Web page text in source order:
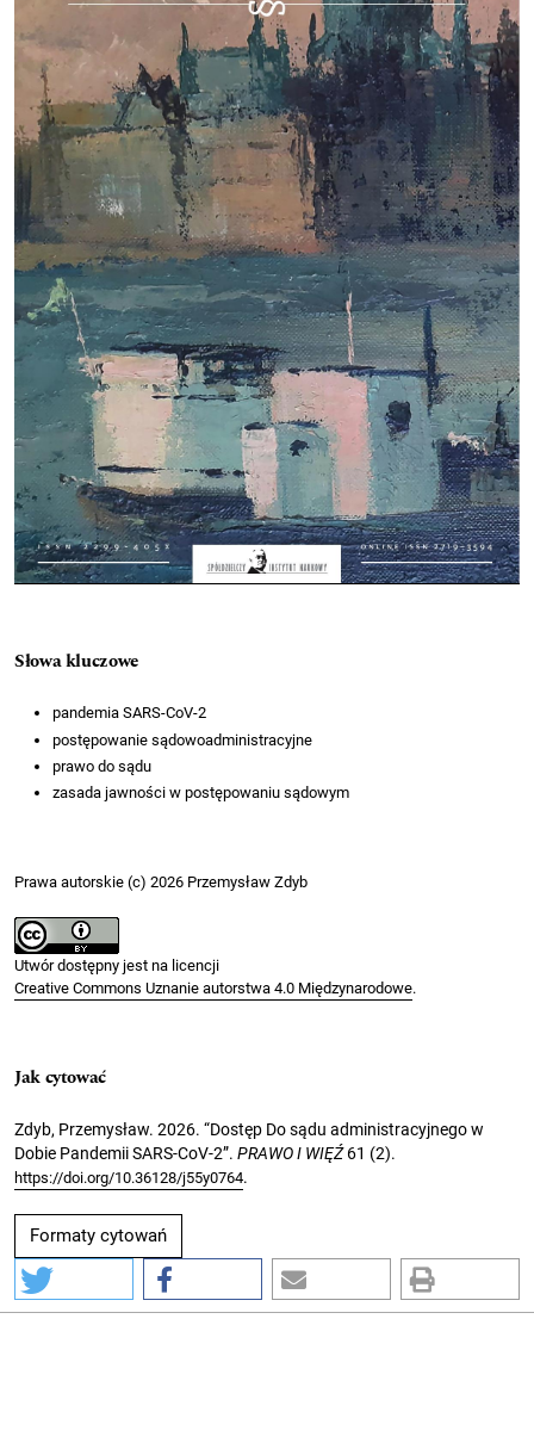
Słowa kluczowe
pandemia SARS-CoV-2
postępowanie sądowoadministracyjne
prawo do sądu
zasada jawności w postępowaniu sądowym
Prawa autorskie (c) 2026 Przemysław Zdyb
Utwór dostępny jest na licencji
Creative Commons Uznanie autorstwa 4.0 Międzynarodowe.
Jak cytować
Zdyb, Przemysław. 2026. “Dostęp Do sądu administracyjnego w
Dobie Pandemii SARS-CoV-2”. PRAWO I WIĘŹ61 (2).
https://doi.org/10.36128/j55y0764.
Formaty cytowań